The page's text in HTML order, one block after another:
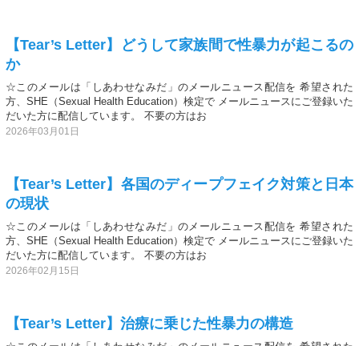
【Tear’s Letter】どうして家族間で性暴力が起こるの
か
☆このメールは「しあわせなみだ」のメールニュース配信を 希望された
方、SHE（Sexual Health Education）検定で メールニュースにご登録いた
だいた方に配信しています。 不要の方はお
2026年03月01日
【Tear’s Letter】各国のディープフェイク対策と日本
の現状
☆このメールは「しあわせなみだ」のメールニュース配信を 希望された
方、SHE（Sexual Health Education）検定で メールニュースにご登録いた
だいた方に配信しています。 不要の方はお
2026年02月15日
【Tear’s Letter】治療に乗じた性暴力の構造